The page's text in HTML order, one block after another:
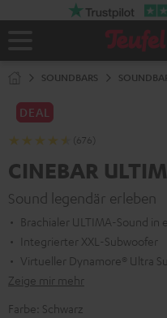
Startseite
SOUNDBARS
DEAL
(676)
CINEBAR
Sound legendär erleben
Brachialer ULTIMA-Sound in
Integrierter XXL-Subwoofer
Virtueller Dynamore® Ultra
Zeige mir mehr
Farbe: Schwarz